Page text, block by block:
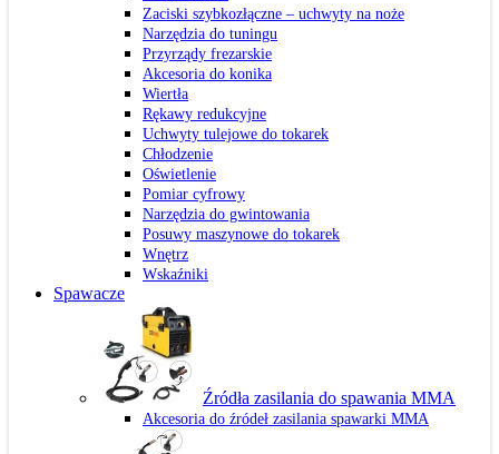
Zaciski szybkozłączne – uchwyty na noże
Narzędzia do tuningu
Przyrządy frezarskie
Akcesoria do konika
Wiertła
Rękawy redukcyjne
Uchwyty tulejowe do tokarek
Chłodzenie
Oświetlenie
Pomiar cyfrowy
Narzędzia do gwintowania
Posuwy maszynowe do tokarek
Wnętrz
Wskaźniki
Spawacze
Źródła zasilania do spawania MMA
Akcesoria do źródeł zasilania spawarki MMA